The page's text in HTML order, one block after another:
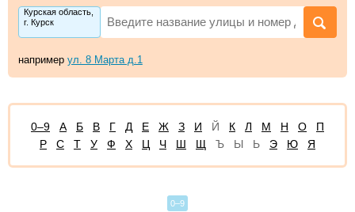
Курская область,
г. Курск
например ул. 8 Марта д.1
0–9 А Б В Г Д Е Ж З И Й К Л М Н О
П
Р
С Т У Ф Х Ц Ч Ш Щ Ъ Ы Ь Э Ю Я
0–9